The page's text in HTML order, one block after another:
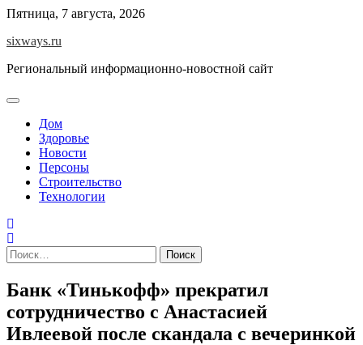
Перейти
содержимому
Пятница, 7 августа, 2026
sixways.ru
Региональный информационно-новостной сайт
Дом
Здоровье
Новости
Персоны
Строительство
Технологии
Найти:
Банк «Тинькофф» прекратил
сотрудничество с Анастасией
Ивлеевой после скандала с вечеринкой